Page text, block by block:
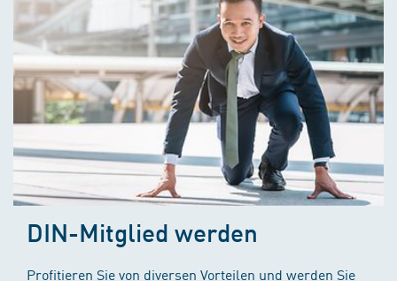
DIN-Mitglied werden
Profitieren Sie von diversen Vorteilen und werden Sie